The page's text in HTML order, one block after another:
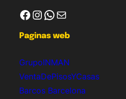
Facebook Instagram WhatsApp Correo electrónico
Paginas web
GrupoINMAN
VentaDePisosYCasas
Barcos Barcelona